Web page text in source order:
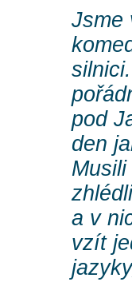
Jsme
pod
den
a v
vzít